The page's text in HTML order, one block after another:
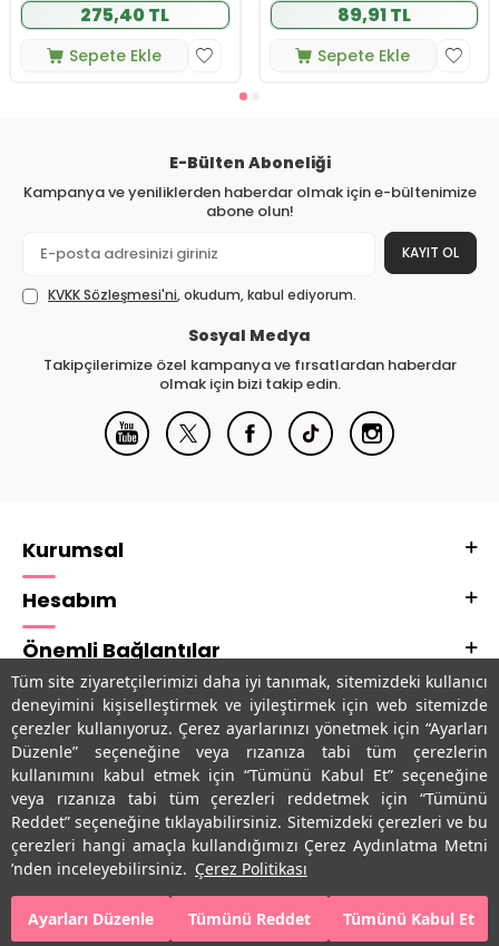
Tüm site ziyaretçilerimizi daha iyi tanımak, sitemizdeki kullanıcı
deneyimini kişiselleştirmek ve iyileştirmek için web sitemizde
çerezler kullanıyoruz. Çerez ayarlarınızı yönetmek için “Ayarları
Düzenle” seçeneğine veya rızanıza tabi tüm çerezlerin
kullanımını kabul etmek için “Tümünü Kabul Et” seçeneğine
veya rızanıza tabi tüm çerezleri reddetmek için “Tümünü
Reddet” seçeneğine tıklayabilirsiniz. Sitemizdeki çerezleri ve bu
çerezleri hangi amaçla kullandığımızı Çerez Aydınlatma Metni
’nden inceleyebilirsiniz. Çerez Politikası
Ayarları Düzenle Tümünü Reddet Tümünü Kabul Et
SEPETE EKLE HEMEN AL
275,40 TL
Sepete Ekle
89,91 TL
Sepete Ekle
E-Bülten Aboneliği
Kampanya ve yeniliklerden haberdar olmak için e-bültenimize
abone olun!
KAYIT OL
KVKK Sözleşmesi'ni, okudum, kabul ediyorum.
Sosyal Medya
Takipçilerimize özel kampanya ve fırsatlardan haberdar
olmak için bizi takip edin.
Kurumsal
Hesabım
Önemli Bağlantılar
Adres & İletişim
Uygulamalarımız